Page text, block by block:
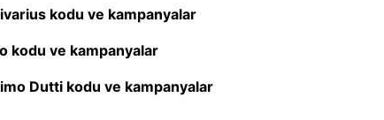
kodu ve kampanyalar
kodu ve kampanyalar
Dutti kodu ve kampanyalar